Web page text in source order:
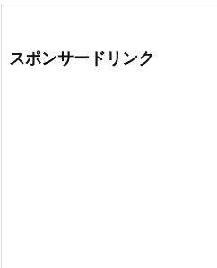
スポンサードリンク